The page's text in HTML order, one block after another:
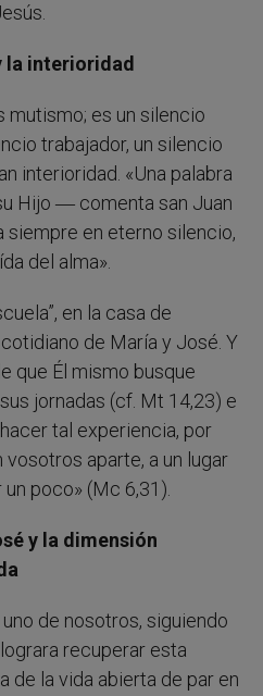
la interioridad
mutismo; es un silencio
trabajador, un silencio
interioridad. «Una palabra
Hijo ― comenta san Juan
en eterno silencio,
del alma».
en la casa de
de María y José. Y
que Él mismo busque
jornadas (cf. Mt 14,23) e
tal experiencia, por
aparte, a un lugar
poco» (Mc 6,31).
y la dimensión
de nosotros, siguiendo
recuperar esta
de la vida abierta de par en